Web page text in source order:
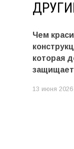
Чем
которая
защищает
13 июня 2026